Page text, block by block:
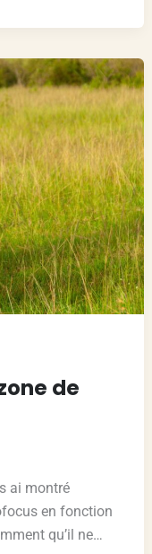
de
ai montré
en fonction
qu’il ne…